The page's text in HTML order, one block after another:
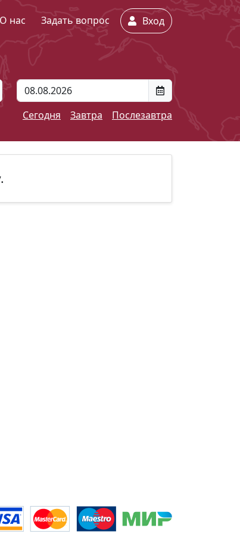
О нас Задать вопрос Вход
Сегодня
Завтра Послезавтра